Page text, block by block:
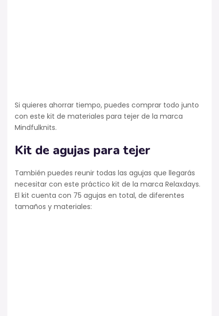
Si quieres ahorrar tiempo, puedes comprar todo junto
con este kit de materiales para tejer de la marca
Mindfulknits.
Kit de agujas para tejer
También puedes reunir todas las agujas que llegarás
necesitar con este práctico kit de la marca Relaxdays.
El kit cuenta con 75 agujas en total, de diferentes
tamaños y materiales: